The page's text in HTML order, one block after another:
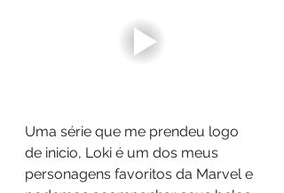
Uma série que me prendeu logo
de inicio, Loki é um dos meus
personagens favoritos da Marvel e